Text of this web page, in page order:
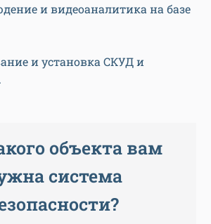
и видеоаналитика на базе
и установка СКУД и
объекта вам
система